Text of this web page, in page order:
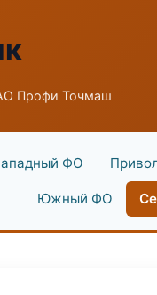
Профи Точмаш
ФО
Южный ФО